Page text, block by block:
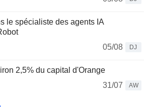
le spécialiste des agents IA
05/08
DJ
2,5% du capital d'Orange
31/07
AW